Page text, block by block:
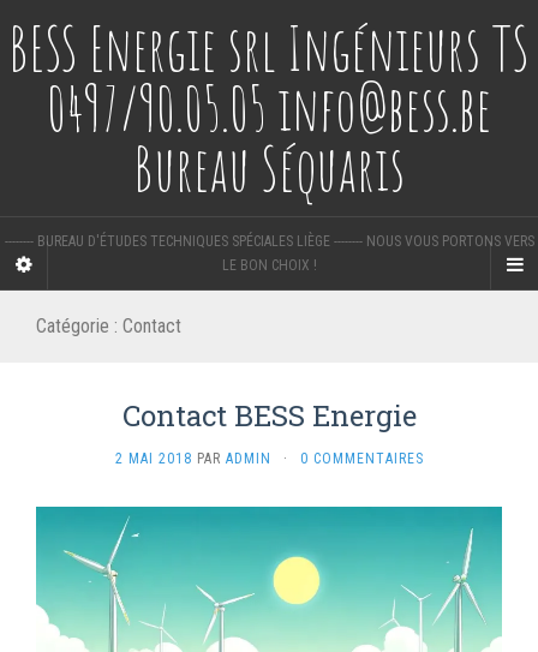
BESS Energie srl Ingénieurs TS
0497/90.05.05 info@bess.be
Bureau Séquaris
-------- BUREAU D'ÉTUDES TECHNIQUES SPÉCIALES LIÈGE -------- NOUS VOUS PORTONS VERS
LE BON CHOIX !
Catégorie : Contact
Contact BESS Energie
2 MAI 2018 PAR ADMIN · 0 COMMENTAIRES